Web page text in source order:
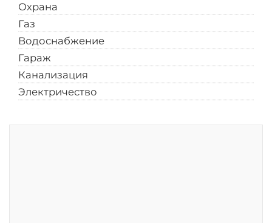
Охрана
Газ
Водоснабжение
Гараж
Канализация
Электричество